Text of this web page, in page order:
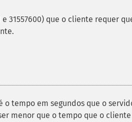
e 31557600) que o cliente requer
o tempo em segundos que o
menor que o tempo que o